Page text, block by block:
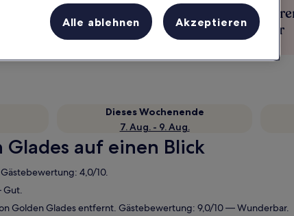
Prämien für jede
Übernachtung
Mehr
Mitglieder
Dieses Wochenende
7. Aug. - 9. Aug.
auf einen Blick
4,0/10.
Gut.
Golden Glades entfernt. Gästebewertung: 9,0/10 — Wunderbar.
Alle ablehnen Akzeptieren